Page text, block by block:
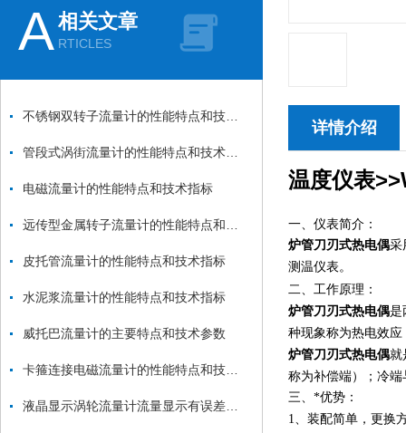
A相关文章
RTICLES
电磁流量计的性能特点和技术指标
皮托管流量计的性能特点和技术指标
水泥浆流量计的性能特点和技术指标
威托巴流量计的主要特点和技术参数
详情介绍
温度仪表
一、仪表简介：
炉管刀刃式热电偶采
测温仪表。
二、工作原理：
炉管刀刃式热电偶是
种现象称为热电效
炉管刀刃式热电偶就
称为补偿端）；冷
三、*优势：
1、装配简单，更换